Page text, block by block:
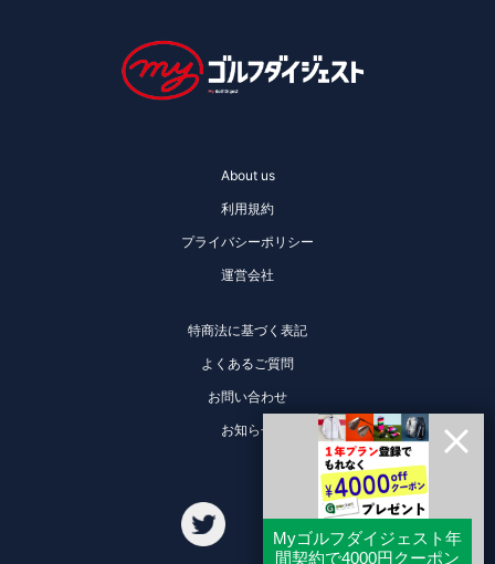
About us
利用規約
プライバシーポリシー
運営会社
特商法に基づく表記
よくあるご質問
お問い合わせ
お知らせ